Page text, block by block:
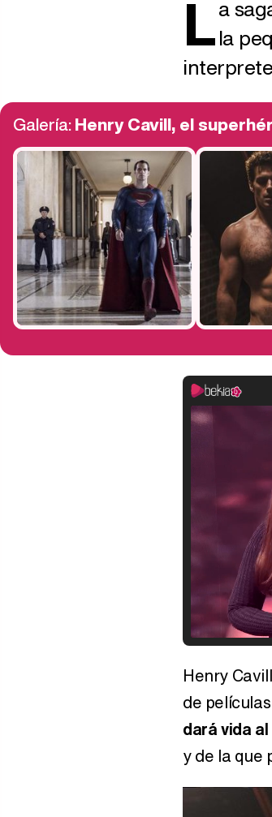
La
la
Galería:Henry Cavill, el
Henry
de
dará vida
y de la que